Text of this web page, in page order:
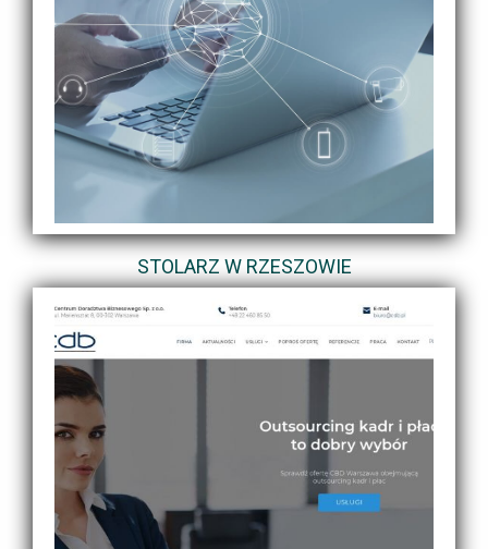
STOLARZ W RZESZOWIE